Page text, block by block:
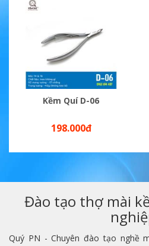
Kềm Quí D-06
198.000đ
Đào tạo thợ mài
Quý PN - Chuyên đào tạo nghề